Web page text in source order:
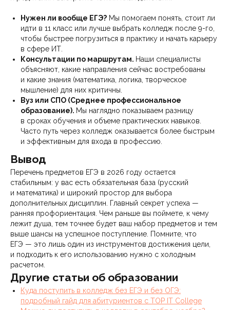
Нужен ли вообще ЕГЭ? Мы помогаем понять, стоит ли
идти в 11 класс или лучше выбрать колледж после 9-го,
чтобы быстрее погрузиться в практику и начать карьеру
в сфере ИТ.
Консультации по маршрутам. Наши специалисты
объясняют, какие направления сейчас востребованы
и какие знания (математика, логика, творческое
мышление) для них критичны.
Вуз или СПО (Среднее профессиональное
образование). Мы наглядно показываем разницу
в сроках обучения и объеме практических навыков.
Часто путь через колледж оказывается более быстрым
и эффективным для входа в профессию.
Вывод
Перечень предметов ЕГЭ в 2026 году остается
стабильным: у вас есть обязательная база (русский
и математика) и широкий простор для выбора
дополнительных дисциплин. Главный секрет успеха —
ранняя профориентация. Чем раньше вы поймете, к чему
лежит душа, тем точнее будет ваш набор предметов и тем
выше шансы на успешное поступление. Помните, что
ЕГЭ — это лишь один из инструментов достижения цели,
и подходить к его использованию нужно с холодным
расчетом.
Другие статьи об образовании
Куда поступить в колледж без ЕГЭ и без ОГЭ:
подробный гайд для абитуриентов с TOP IT College